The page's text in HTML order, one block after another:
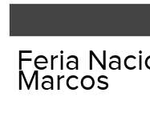
Feria
Marcos